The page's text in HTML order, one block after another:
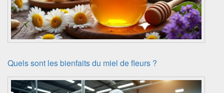
Quels sont les bienfaits du miel de fleurs ?